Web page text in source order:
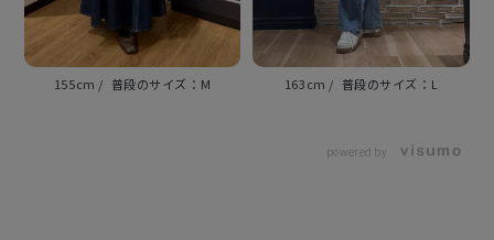
注意点
に色移りする場合が ございます。ご注意ください。
M
155cm L
163cm
powered by